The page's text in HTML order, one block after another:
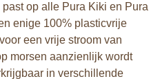
op alle Pura Kiki en Pura
enige 100% plasticvrije
een vrije stroom van
morsen aanzienlijk wordt
in verschillende